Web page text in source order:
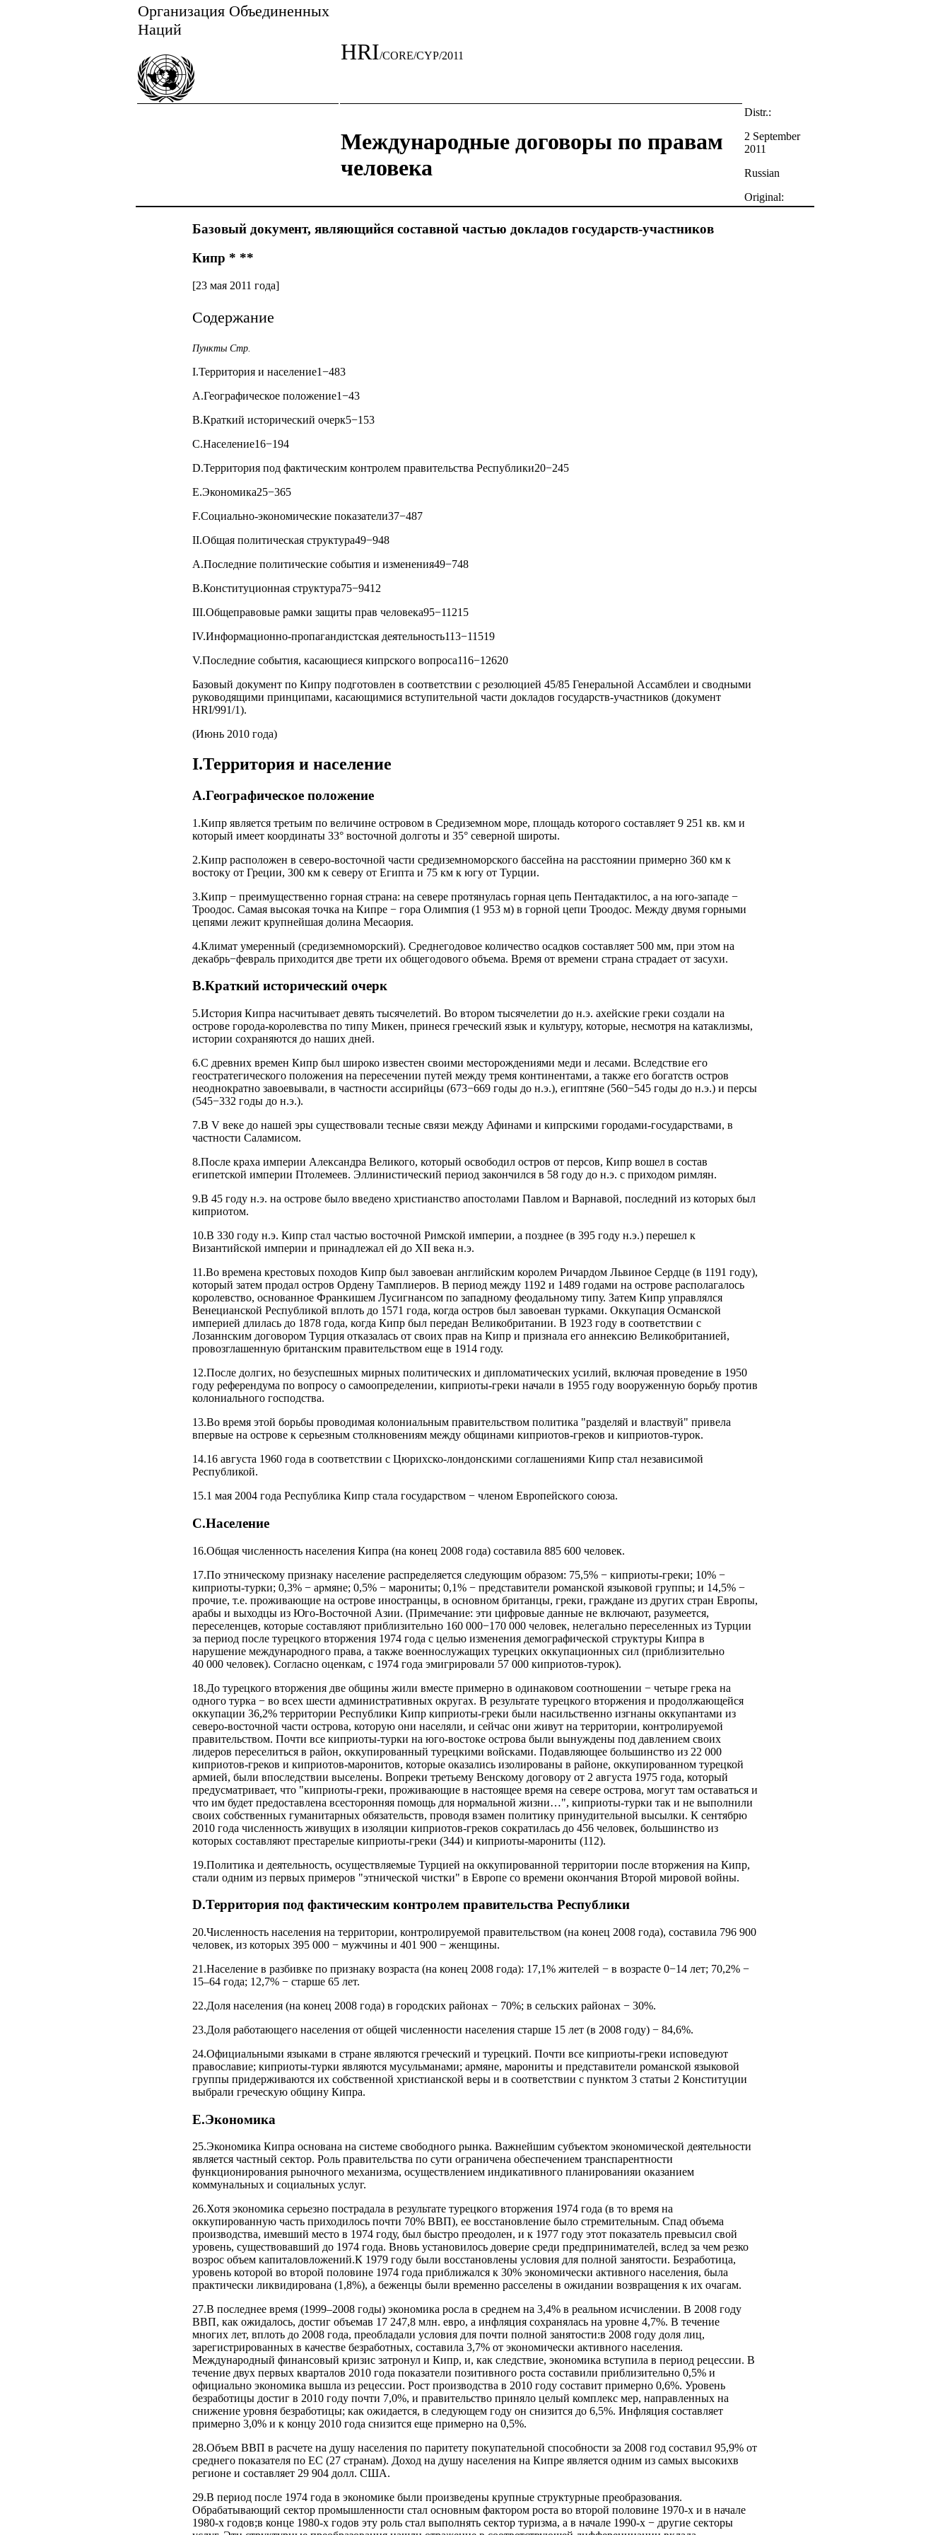
Организация Объединенных
Наций
HRI/CORE/CYP/2011
Международные договоры по правам
человека
Distr.:
2 September
2011
Russian
Original:
Базовый документ, являющийся составной частью докладов государств-участников
Кипр * **
[23 мая 2011 года]
Содержание
Пункты Стр.
I.Территория и население1−483
A.Географическое положение1−43
B.Краткий исторический очерк5−153
C.Население16−194
D.Территория под фактическим контролем правительства Республики20−245
E.Экономика25−365
F.Социально-экономические показатели37−487
II.Общая политическая структура49−948
A.Последние политические события и изменения49−748
B.Конституционная структура75−9412
III.Общеправовые рамки защиты прав человека95−11215
IV.Информационно-пропагандистская деятельность113−11519
V.Последние события, касающиеся кипрского вопроса116−12620
Базовый документ по Кипру подготовлен в соответствии с резолюцией 45/85 Генеральной Ассамблеи и сводными
руководящими принципами, касающимися вступительной части докладов государств-участников (документ
HRI/991/1).
(Июнь 2010 года)
I.Территория и население
А.Географическое положение
1.Кипр является третьим по величине островом в Средиземном море, площадь которого составляет 9 251 кв. км и
который имеет координаты 33° восточной долготы и 35° северной широты.
2.Кипр расположен в северо-восточной части средиземноморского бассейна на расстоянии примерно 360 км к
востоку от Греции, 300 км к северу от Египта и 75 км к югу от Турции.
3.Кипр − преимущественно горная страна: на севере протянулась горная цепь Пентадактилос, а на юго-западе −
Троодос. Самая высокая точка на Кипре − гора Олимпия (1 953 м) в горной цепи Троодос. Между двумя горными
цепями лежит крупнейшая долина Месаория.
4.Климат умеренный (средиземноморский). Среднегодовое количество осадков составляет 500 мм, при этом на
декабрь−февраль приходится две трети их общегодового объема. Время от времени страна страдает от засухи.
В.Краткий исторический очерк
5.История Кипра насчитывает девять тысячелетий. Во втором тысячелетии до н.э. ахейские греки создали на
острове города-королевства по типу Микен, принеся греческий язык и культуру, которые, несмотря на катаклизмы,
истории сохраняются до наших дней.
6.С древних времен Кипр был широко известен своими месторождениями меди и лесами. Вследствие его
геостратегического положения на пересечении путей между тремя континентами, а также его богатств остров
неоднократно завоевывали, в частности ассирийцы (673−669 годы до н.э.), египтяне (560−545 годы до н.э.) и персы
(545−332 годы до н.э.).
7.В V веке до нашей эры существовали тесные связи между Афинами и кипрскими городами-государствами, в
частности Саламисом.
8.После краха империи Александра Великого, который освободил остров от персов, Кипр вошел в состав
египетской империи Птолемеев. Эллинистический период закончился в 58 году до н.э. с приходом римлян.
9.В 45 году н.э. на острове было введено христианство апостолами Павлом и Варнавой, последний из которых был
киприотом.
10.В 330 году н.э. Кипр стал частью восточной Римской империи, а позднее (в 395 году н.э.) перешел к
Византийской империи и принадлежал ей до XII века н.э.
11.Во времена крестовых походов Кипр был завоеван английским королем Ричардом Львиное Сердце (в 1191 году),
который затем продал остров Ордену Тамплиеров. В период между 1192 и 1489 годами на острове располагалось
королевство, основанное Франкишем Лусигнансом по западному феодальному типу. Затем Кипр управлялся
Венецианской Республикой вплоть до 1571 года, когда остров был завоеван турками. Оккупация Османской
империей длилась до 1878 года, когда Кипр был передан Великобритании. В 1923 году в соответствии с
Лозаннским договором Турция отказалась от своих прав на Кипр и признала его аннексию Великобританией,
провозглашенную британским правительством еще в 1914 году.
12.После долгих, но безуспешных мирных политических и дипломатических усилий, включая проведение в 1950
году референдума по вопросу о самоопределении, киприоты-греки начали в 1955 году вооруженную борьбу против
колониального господства.
13.Во время этой борьбы проводимая колониальным правительством политика "разделяй и властвуй" привела
впервые на острове к серьезным столкновениям между общинами киприотов-греков и киприотов-турок.
14.16 августа 1960 года в соответствии с Цюрихско-лондонскими соглашениями Кипр стал независимой
Республикой.
15.1 мая 2004 года Республика Кипр стала государством − членом Европейского союза.
С.Население
16.Общая численность населения Кипра (на конец 2008 года) составила 885 600 человек.
17.По этническому признаку население распределяется следующим образом: 75,5% − киприоты-греки; 10% −
киприоты-турки; 0,3% − армяне; 0,5% − марониты; 0,1% − представители романской языковой группы; и 14,5% −
прочие, т.е. проживающие на острове иностранцы, в основном британцы, греки, граждане из других стран Европы,
арабы и выходцы из Юго-Восточной Азии. (Примечание: эти цифровые данные не включают, разумеется,
переселенцев, которые составляют приблизительно 160 000−170 000 человек, нелегально переселенных из Турции
за период после турецкого вторжения 1974 года с целью изменения демографической структуры Кипра в
нарушение международного права, а также военнослужащих турецких оккупационных сил (приблизительно
40 000 человек). Согласно оценкам, с 1974 года эмигрировали 57 000 киприотов-турок).
18.До турецкого вторжения две общины жили вместе примерно в одинаковом соотношении − четыре грека на
одного турка − во всех шести административных округах. В результате турецкого вторжения и продолжающейся
оккупации 36,2% территории Республики Кипр киприоты-греки были насильственно изгнаны оккупантами из
северо-восточной части острова, которую они населяли, и сейчас они живут на территории, контролируемой
правительством. Почти все киприоты-турки на юго-востоке острова были вынуждены под давлением своих
лидеров переселиться в район, оккупированный турецкими войсками. Подавляющее большинство из 22 000
киприотов-греков и киприотов-маронитов, которые оказались изолированы в районе, оккупированном турецкой
армией, были впоследствии выселены. Вопреки третьему Венскому договору от 2 августа 1975 года, который
предусматривает, что "киприоты-греки, проживающие в настоящее время на севере острова, могут там оставаться и
что им будет предоставлена всесторонняя помощь для нормальной жизни…", киприоты-турки так и не выполнили
своих собственных гуманитарных обязательств, проводя взамен политику принудительной высылки. К сентябрю
2010 года численность живущих в изоляции киприотов-греков сократилась до 456 человек, большинство из
которых составляют престарелые киприоты-греки (344) и киприоты-марониты (112).
19.Политика и деятельность, осуществляемые Турцией на оккупированной территории после вторжения на Кипр,
стали одним из первых примеров "этнической чистки" в Европе со времени окончания Второй мировой войны.
D.Территория под фактическим контролем правительства Республики
20.Численность населения на территории, контролируемой правительством (на конец 2008 года), составила 796 900
человек, из которых 395 000 − мужчины и 401 900 − женщины.
21.Население в разбивке по признаку возраста (на конец 2008 года): 17,1% жителей − в возрасте 0−14 лет; 70,2% −
15–64 года; 12,7% − старше 65 лет.
22.Доля населения (на конец 2008 года) в городских районах − 70%; в сельских районах − 30%.
23.Доля работающего населения от общей численности населения старше 15 лет (в 2008 году) − 84,6%.
24.Официальными языками в стране являются греческий и турецкий. Почти все киприоты-греки исповедуют
православие; киприоты-турки являются мусульманами; армяне, марониты и представители романской языковой
группы придерживаются их собственной христианской веры и в соответствии с пунктом 3 статьи 2 Конституции
выбрали греческую общину Кипра.
E.Экономика
25.Экономика Кипра основана на системе свободного рынка. Важнейшим субъектом экономической деятельности
является частный сектор. Роль правительства по сути ограничена обеспечением транспарентности
функционирования рыночного механизма, осуществлением индикативного планированияи оказанием
коммунальных и социальных услуг.
26.Хотя экономика серьезно пострадала в результате турецкого вторжения 1974 года (в то время на
оккупированную часть приходилось почти 70% ВВП), ее восстановление было стремительным. Спад объема
производства, имевший место в 1974 году, был быстро преодолен, и к 1977 году этот показатель превысил свой
уровень, существовавший до 1974 года. Вновь установилось доверие среди предпринимателей, вслед за чем резко
возрос объем капиталовложений.К 1979 году были восстановлены условия для полной занятости. Безработица,
уровень которой во второй половине 1974 года приближался к 30% экономически активного населения, была
практически ликвидирована (1,8%), а беженцы были временно расселены в ожидании возвращения к их очагам.
27.В последнее время (1999–2008 годы) экономика росла в среднем на 3,4% в реальном исчислении. В 2008 году
ВВП, как ожидалось, достиг объемав 17 247,8 млн. евро, а инфляция сохранялась на уровне 4,7%. В течение
многих лет, вплоть до 2008 года, преобладали условия для почти полной занятости:в 2008 году доля лиц,
зарегистрированных в качестве безработных, составила 3,7% от экономически активного населения.
Международный финансовый кризис затронул и Кипр, и, как следствие, экономика вступила в период рецессии. В
течение двух первых кварталов 2010 года показатели позитивного роста составили приблизительно 0,5% и
официально экономика вышла из рецессии. Рост производства в 2010 году составит примерно 0,6%. Уровень
безработицы достиг в 2010 году почти 7,0%, и правительство приняло целый комплекс мер, направленных на
снижение уровня безработицы; как ожидается, в следующем году он снизится до 6,5%. Инфляция составляет
примерно 3,0% и к концу 2010 года снизится еще примерно на 0,5%.
28.Объем ВВП в расчете на душу населения по паритету покупательной способности за 2008 год составил 95,9% от
среднего показателя по ЕС (27 странам). Доход на душу населения на Кипре является одним из самых высокихв
регионе и составляет 29 904 долл. США.
29.В период после 1974 года в экономике были произведены крупные структурные преобразования.
Обрабатывающий сектор промышленности стал основным фактором роста во второй половине 1970-х и в начале
1980-х годов;в конце 1980-х годов эту роль стал выполнять сектор туризма, а в начале 1990‑х − другие секторы